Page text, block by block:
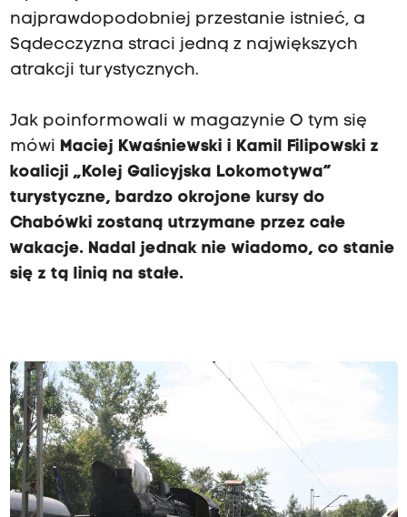
najprawdopodobniej przestanie istnieć, a
Sądecczyzna straci jedną z największych
atrakcji turystycznych.
Jak poinformowali w magazynie O tym się
mówi Maciej Kwaśniewski i Kamil Filipowski z
koalicji „Kolej Galicyjska Lokomotywa”
turystyczne, bardzo okrojone kursy do
Chabówki zostaną utrzymane przez całe
wakacje. Nadal jednak nie wiadomo, co stanie
się z tą linią na stałe.